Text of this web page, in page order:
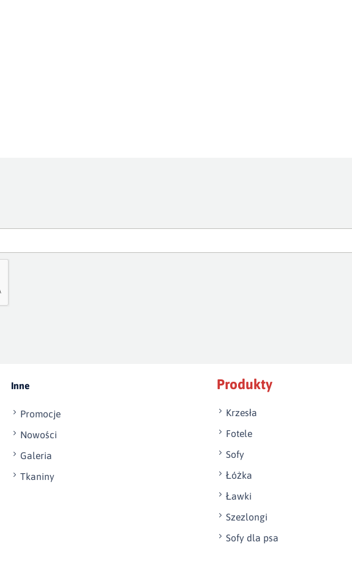
Inne
Promocje
Nowości
Galeria
Tkaniny
Produkty
Krzesła
Fotele
Sofy
Łóżka
Ławki
Szezlongi
Sofy dla psa